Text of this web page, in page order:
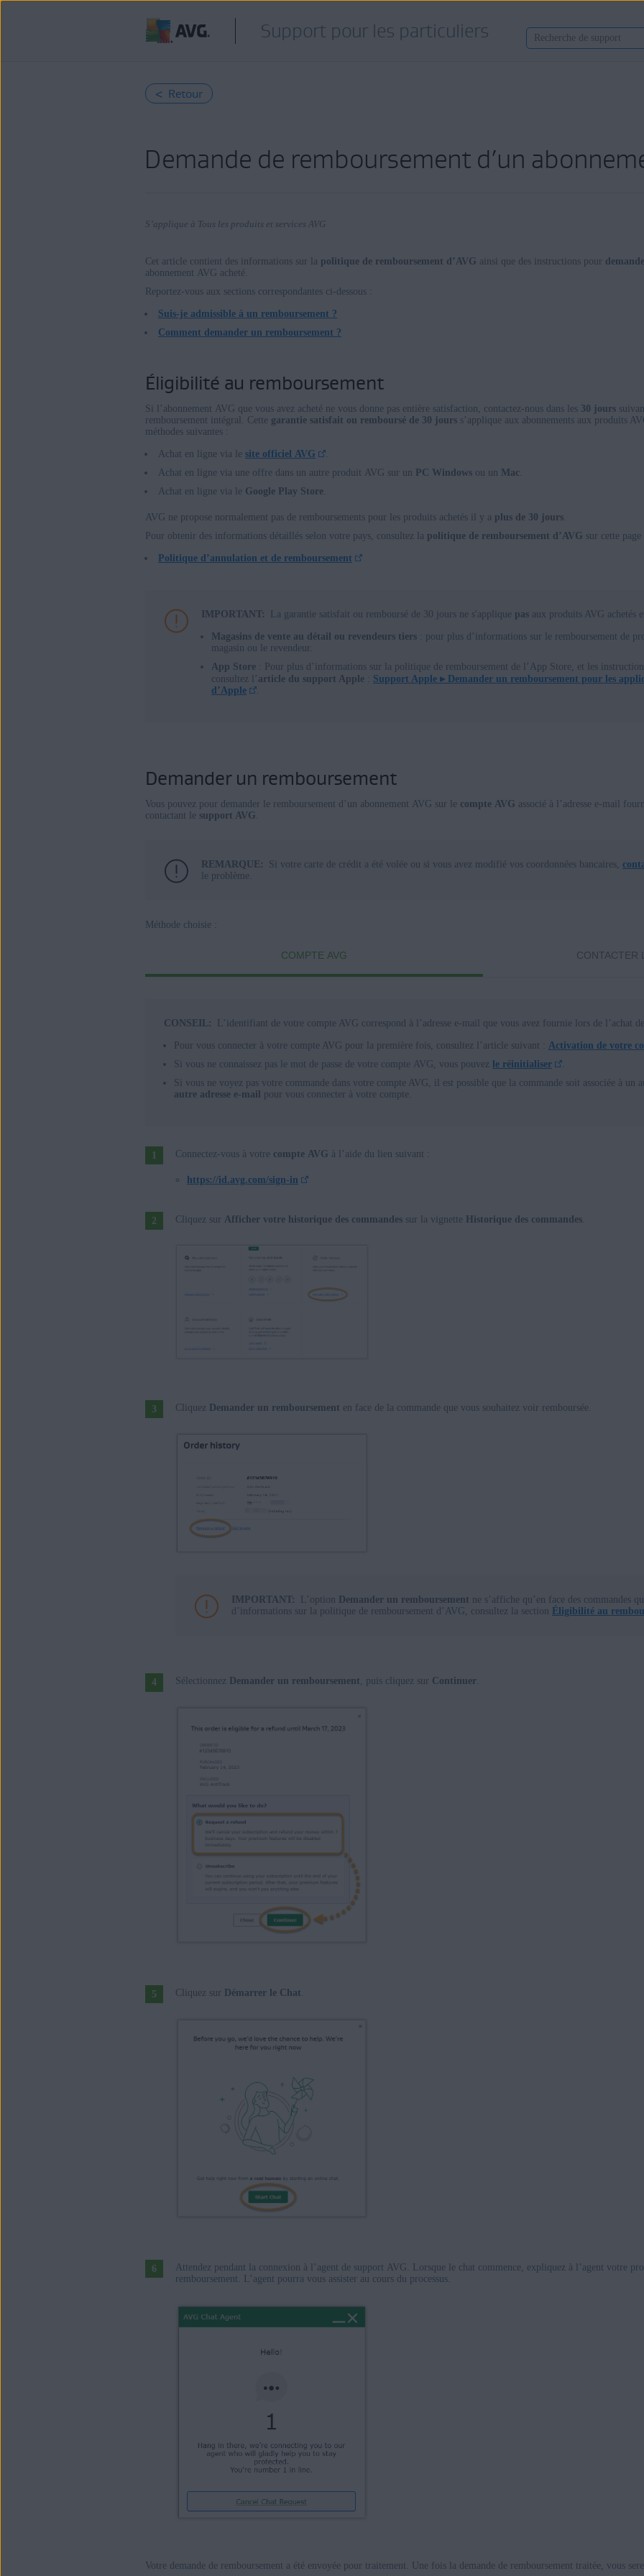
Support pour les particuliers
< Retour
Demande de remboursement d’un
S’applique à Tous les produits et services AVG
Produits:
Tous les produits et services AVG
Cet article contient des informations sur la politique de remboursement d’AVG ainsi que des instructions pour
abonnement AVG acheté.
Reportez-vous aux sections correspondantes ci-dessous :
Suis-je admissible à un remboursement ?
Comment demander un remboursement ?
Éligibilité au remboursement
Si l’abonnement AVG que vous avez acheté ne vous donne pas entière satisfaction, contactez-nous dans les 30 jours
remboursement intégral. Cette garantie satisfait ou remboursé de 30 jours s’applique aux abonnements aux produits
méthodes suivantes :
Achat en ligne via le site officiel AVG
.
Achat en ligne via une offre dans un autre produit AVG sur un PC Windows ou un Mac.
Achat en ligne via le Google Play Store.
AVG ne propose normalement pas de remboursements pour les produits achetés il y a plus de 30 jours.
Pour obtenir des informations détaillés selon votre pays, consultez la politique de remboursement d’AVG sur cette page :
Politique d’annulation et de remboursement
IMPORTANT: La garantie satisfait ou remboursé de 30 jours ne s'applique pas aux produits AVG achetés
Magasins de vente au détail ou revendeurs tiers : pour plus d’informations sur le remboursement de
magasin ou le revendeur.
App Store : Pour plus d’informations sur la politique de remboursement de l’App Store, et les
consultez l’ article du support Apple Support Apple ▸ Demander un remboursement pour les
d’Apple
.
Demander un remboursement
Vous pouvez pour demander le remboursement d’un abonnement AVG sur le compte AVG associé à l’adresse e-mail
contactant le support AVG.
REMARQUE: Si votre carte de crédit a été volée ou si vous avez modifié vos coordonnées bancaires,
le problème.
Méthode choisie :
COMPTE AVG CONTACTER
CONSEIL: L’identifiant de votre compte AVG correspond à l’adresse e-mail que vous avez fournie lors de l’achat
Pour vous connecter à votre compte AVG pour la première fois, consultez l’article suivant : Activation de votre
Si vous ne connaissez pas le mot de passe de votre compte AVG, vous pouvez le réinitialiser
.
Si vous ne voyez pas votre commande dans votre compte AVG, il est possible que la commande soit associée à un
autre adresse e-mail
pour vous connecter à votre compte.
Connectez-vous à votre compte AVG à l’aide du lien suivant :
https://id.avg.com/sign-in
Cliquez sur Afficher votre historique des commandes sur la vignette Historique des commandes.
Cliquez Demander un remboursement en face de la commande que vous souhaitez voir remboursée.
IMPORTANT: L’option Demander un remboursement ne s’affiche qu’en face des commandes
d’informations sur la politique de remboursement d’AVG, consultez la section Éligibilité au
Sélectionnez Demander un remboursement, puis cliquez sur Continuer.
Cliquez sur Démarrer le Chat.
Attendez pendant la connexion à l’agent de support AVG. Lorsque le chat commence, expliquez à l’agent votre
remboursement. L’agent pourra vous assister au cours du processus.
Votre demande de remboursement a été envoyée pour traitement. Une fois la demande de remboursement traitée, vous